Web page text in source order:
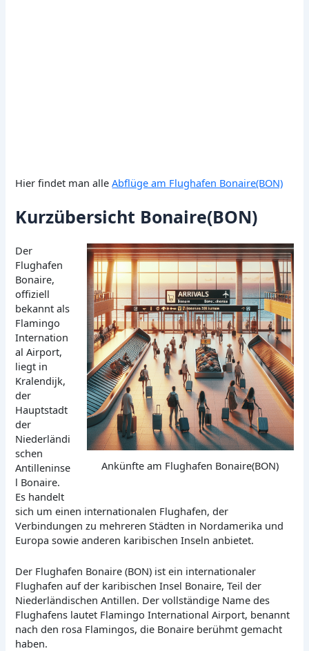
Hier findet man alleAbflüge am Flughafen Bonaire(BON)
Kurzübersicht Bonaire(BON)
Ankünfte am Flughafen Bonaire(BON)
Der
Flughafen
Bonaire,
offiziell
bekannt als
Flamingo
Internation
al Airport,
liegt in
Kralendijk,
der
Hauptstadt
der
Niederländi
schen
Antilleninse
l Bonaire.
Es handelt
sich um einen internationalen Flughafen, der
Verbindungen zu mehreren Städten in Nordamerika und
Europa sowie anderen karibischen Inseln anbietet.
Der Flughafen Bonaire (BON) ist ein internationaler
Flughafen auf der karibischen Insel Bonaire, Teil der
Niederländischen Antillen. Der vollständige Name des
Flughafens lautet Flamingo International Airport, benannt
nach den rosa Flamingos, die Bonaire berühmt gemacht
haben.